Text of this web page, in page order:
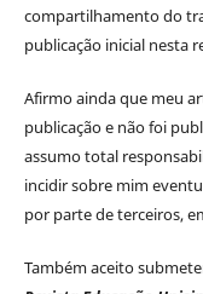
compartilhamento do
publicação inicial nesta
Afirmo ainda que meu
publicação e não foi
assumo total
incidir sobre mim
por parte de terceiros,
Também aceito